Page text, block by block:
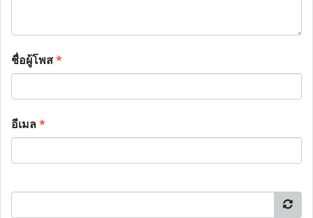
ชื่อผู้โพส*
อีเมล*